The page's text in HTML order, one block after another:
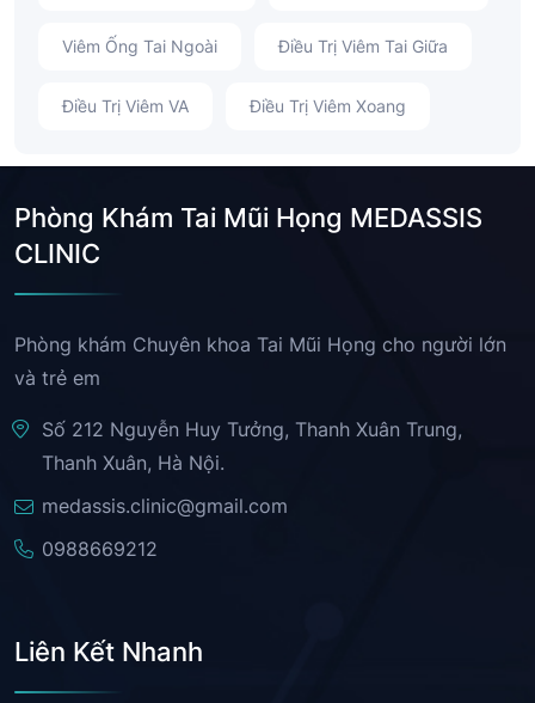
Viêm Ống Tai Ngoài Điều Trị Viêm Tai Giữa
Điều Trị Viêm VA Điều Trị Viêm Xoang
Phòng Khám Tai Mũi Họng MEDASSIS
CLINIC
Phòng khám Chuyên khoa Tai Mũi Họng cho người lớn
và trẻ em
Số 212 Nguyễn Huy Tưởng, Thanh Xuân Trung,
Thanh Xuân, Hà Nội.
medassis.clinic@gmail.com
0988669212
Liên Kết Nhanh